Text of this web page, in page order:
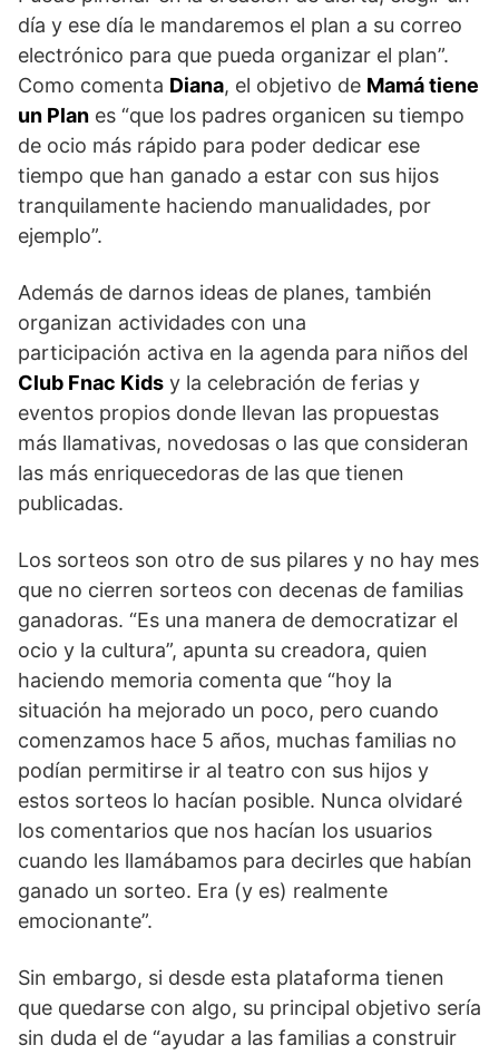
día y ese día le mandaremos el plan a su correo
electrónico para que pueda organizar el plan”.
Como comenta Diana, el objetivo de Mamá tiene
un Plan es “que los padres organicen su tiempo
de ocio más rápido para poder dedicar ese
tiempo que han ganado a estar con sus hijos
tranquilamente haciendo manualidades, por
ejemplo”.
Además de darnos ideas de planes, también
organizan actividades con una
participación activa en la agenda para niños del
Club Fnac Kids y la celebración de ferias y
eventos propios donde llevan las propuestas
más llamativas, novedosas o las que consideran
las más enriquecedoras de las que tienen
publicadas.
Los sorteos son otro de sus pilares y no hay mes
que no cierren sorteos con decenas de familias
ganadoras. “Es una manera de democratizar el
ocio y la cultura”, apunta su creadora, quien
haciendo memoria comenta que “hoy la
situación ha mejorado un poco, pero cuando
comenzamos hace 5 años, muchas familias no
podían permitirse ir al teatro con sus hijos y
estos sorteos lo hacían posible. Nunca olvidaré
los comentarios que nos hacían los usuarios
cuando les llamábamos para decirles que habían
ganado un sorteo. Era (y es) realmente
emocionante”.
Sin embargo, si desde esta plataforma tienen
que quedarse con algo, su principal objetivo sería
sin duda el de “ayudar a las familias a construir